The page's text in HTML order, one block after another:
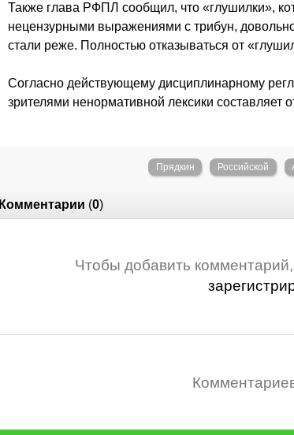
Также глава РФПЛ сообщил, что «глушилки»,
нецензурными выражениями с трибун,
стали реже. Полностью отказываться от
Согласно действующему дисциплинарному
зрителями ненормативной лексики составляет
Прядкин Российской
Комментарии (0)
Чтобы добавить